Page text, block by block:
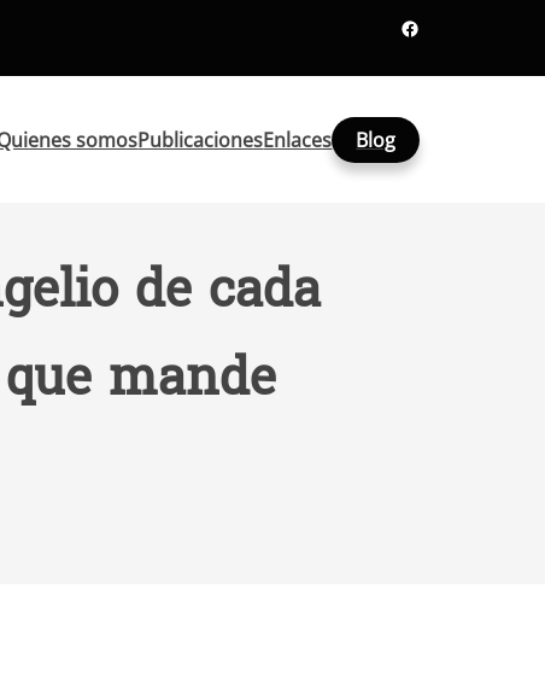
Facebook
somosPublicacionesEnlaces Blog
de cada
mande